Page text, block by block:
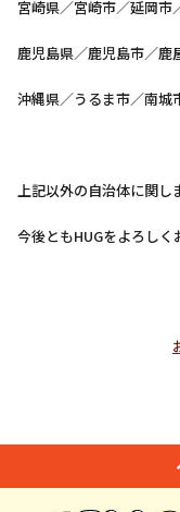
宮崎県／宮崎市／延岡市
鹿児島県／鹿児島市／鹿
沖縄県／うるま市／南城
上記以外の自治体に関し
今後ともHUGをよろしく